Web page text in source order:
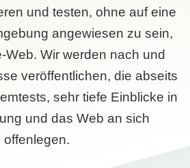
und testen, ohne auf eine
angewiesen zu sein,
Web. Wir werden nach und
veröffentlichen, die abseits
sehr tiefe Einblicke in
und das Web an sich
offenlegen.